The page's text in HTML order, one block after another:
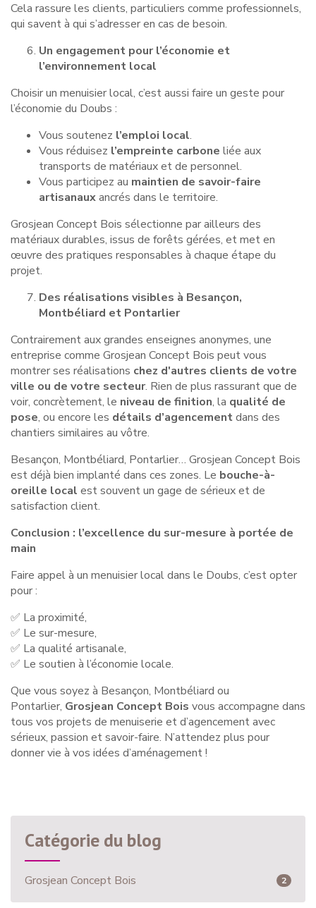
Cela rassure les clients, particuliers comme professionnels,
qui savent à qui s’adresser en cas de besoin.
Un engagement pour l’économie et
l’environnement local
Choisir un menuisier local, c’est aussi faire un geste pour
l’économie du Doubs :
Vous soutenez l’emploi local.
Vous réduisez l’empreinte carbone liée aux
transports de matériaux et de personnel.
Vous participez au maintien de savoir-faire
artisanauxancrés dans le territoire.
Grosjean Concept Bois sélectionne par ailleurs des
matériaux durables, issus de forêts gérées, et met en
œuvre des pratiques responsables à chaque étape du
projet.
Des réalisations visibles à Besançon,
Montbéliard et Pontarlier
Contrairement aux grandes enseignes anonymes, une
entreprise comme Grosjean Concept Bois peut vous
montrer ses réalisations chez d'autres clients de votre
ville ou de votre secteur. Rien de plus rassurant que de
voir, concrètement, le niveau de finition, la qualité de
pose, ou encore les détails d’agencementdans des
chantiers similaires au vôtre.
Besançon, Montbéliard, Pontarlier… Grosjean Concept Bois
est déjà bien implanté dans ces zones. Le bouche-à-
oreille local est souvent un gage de sérieux et de
satisfaction client.
Conclusion : l’excellence du sur-mesure à portée de
main
Faire appel à un menuisier local dans le Doubs, c’est opter
pour :
✅ La proximité,
✅ Le sur-mesure,
✅ La qualité artisanale,
✅ Le soutien à l’économie locale.
Que vous soyez à Besançon, Montbéliard ou
Pontarlier, Grosjean Concept Bois vous accompagne dans
tous vos projets de menuiserie et d’agencement avec
sérieux, passion et savoir-faire. N’attendez plus pour
donner vie à vos idées d’aménagement !
Catégorie du blog
Grosjean Concept Bois 2